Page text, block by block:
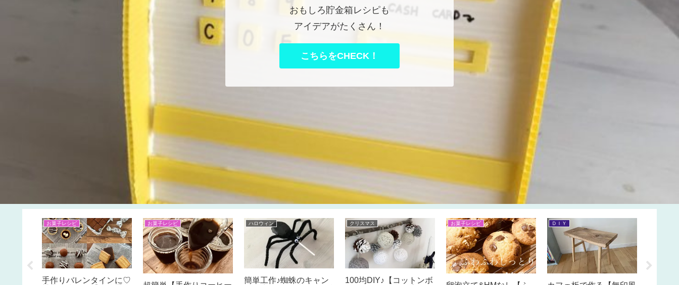
おもしろ貯金箱レシピも
アイデアがたくさん！
こちらをCHECK！
お菓子レシピ
手作りバレンタインに♡
お菓子レシピ ハロウィン
簡単工作♪蜘蛛のキャン
クリスマス
100均DIY♪【コットンボ
お菓子レシピ ＤＩＹ
ボール